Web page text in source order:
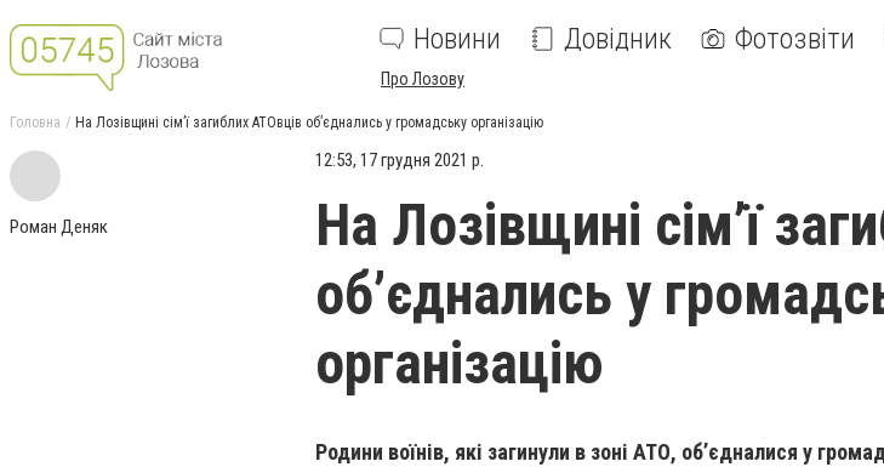
Новини Довідник Фотозвіти
Про Лозову
Головна На Лозівщині сім’ї загиблих АТОвців об’єднались у громадську організацію
Роман Деняк
12:53, 17 грудня 2021 р.
На Лозівщині сім’ї
об’єднались у
організацію
Родини воїнів, які загинули в зоні АТО, об’єдналися у